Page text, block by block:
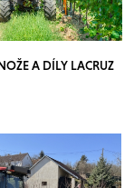
A DÍLY LACRUZ